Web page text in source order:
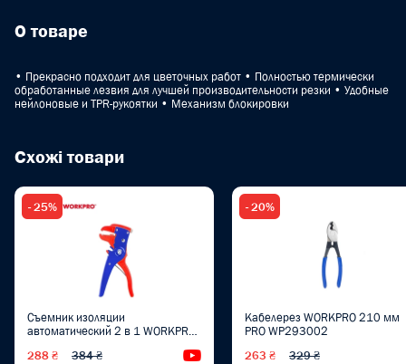
О товаре
• Прекрасно подходит для цветочных работ • Полностью термически
обработанные лезвия для лучшей производительности резки • Удобные
нейлоновые и TPR-рукоятки • Механизм блокировки
Схожі товари
- 25%
Съемник изоляции
автоматический 2 в 1 WORKPRO,
288 ₴ 384 ₴ Видеообзор
- 20%
Кабелерез WORKPRO 210 мм
PRO WP293002
263 ₴ 329 ₴